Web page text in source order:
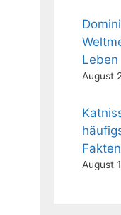
Leben
August
Fakten
August